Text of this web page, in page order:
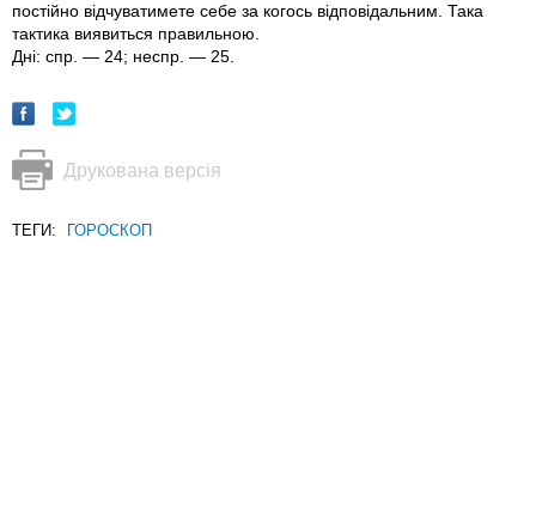
постійно відчуватимете себе за когось вiдповiдальним. Така
тактика виявиться правильною.
Дні: спр. — 24; неспр. — 25.
Друкована версія
ТЕГИ: ГОРОСКОП